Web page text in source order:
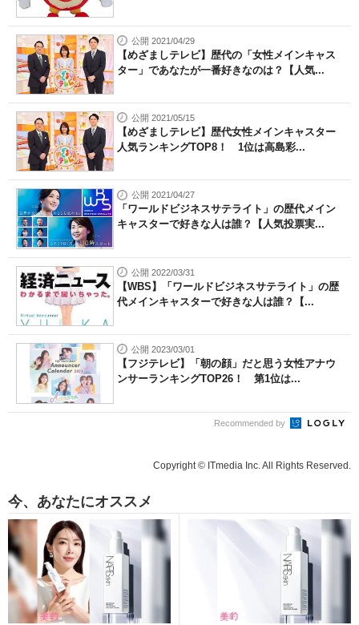
公開 2021/04/29
【めざましテレビ】歴代の「女性メインキャス
ター」であなたが一番好きなのは？【人気...
公開 2021/05/15
【めざましテレビ】歴代女性メインキャスター
人気ランキングTOP8！ 1位は高島彩...
公開 2021/04/27
「ワールドビジネスサテライト」の歴代メイン
キャスターで好きな人は誰？【人気投票実...
公開 2022/03/31
【WBS】「ワールドビジネスサテライト」の歴
代メインキャスターで好きな人は誰？【...
公開 2023/03/01
【フジテレビ】「朝の顔」だと思う女性アナウ
ンサーランキングTOP26！ 第1位は...
Recommended by
Copyright © ITmedia Inc. All Rights Reserved.
今、あなたにオススメ